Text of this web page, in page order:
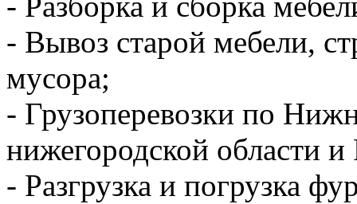
- Вывоз старой мебели,
мусора;
- Грузоперевозки по
нижегородской области и
- Разгрузка и погрузка